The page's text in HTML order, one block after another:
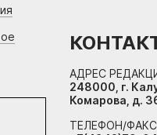
АДРЕС
248000, г.
Комарова, д.
ТЕЛЕФОН/ФАКС